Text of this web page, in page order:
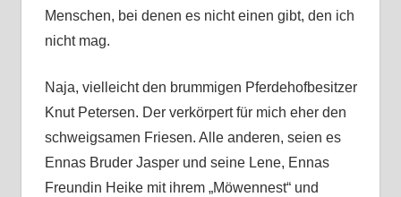
Menschen, bei denen es nicht einen gibt, den ich
nicht mag.
Naja, vielleicht den brummigen Pferdehofbesitzer
Knut Petersen. Der verkörpert für mich eher den
schweigsamen Friesen. Alle anderen, seien es
Ennas Bruder Jasper und seine Lene, Ennas
Freundin Heike mit ihrem „Möwennest“ und